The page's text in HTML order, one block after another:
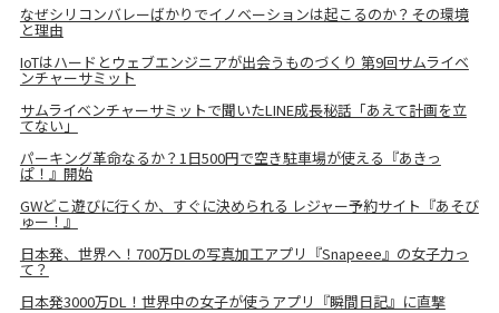
なぜシリコンバレーばかりでイノベーションは起こるのか？その環境
と理由
IoTはハードとウェブエンジニアが出会うものづくり 第9回サムライベ
ンチャーサミット
サムライベンチャーサミットで聞いたLINE成長秘話「あえて計画を立
てない」
パーキング革命なるか？1日500円で空き駐車場が使える『あきっ
ぱ！』開始
GWどこ遊びに行くか、すぐに決められる レジャー予約サイト『あそび
ゅー！』
日本発、世界へ！700万DLの写真加工アプリ『Snapeee』の女子力っ
て？
日本発3000万DL！世界中の女子が使うアプリ『瞬間日記』に直撃